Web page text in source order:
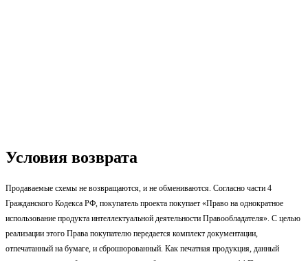
Условия возврата
Продаваемые схемы не возвращаются, и не обмениваются. Согласно части 4
Гражданского Кодекса РФ, покупатель проекта покупает «Право на однократное
использование продукта интеллектуальной деятельности Правообладателя». С целью
реализации этого Права покупателю передается комплект документации,
отпечатанный на бумаге, и сброшюрованный. Как печатная продукция, данный